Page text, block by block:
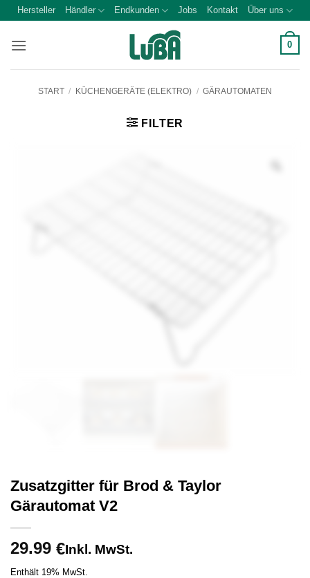
Zum
springen
Hersteller Händler Endkunden Jobs Kontakt Über uns
0
START / KÜCHENGERÄTE (ELEKTRO) / GÄRAUTOMATEN
FILTER
Zusatzgitter für Brod & Taylor
Gärautomat V2
29.99 €Inkl. MwSt.
Enthält 19% MwSt.